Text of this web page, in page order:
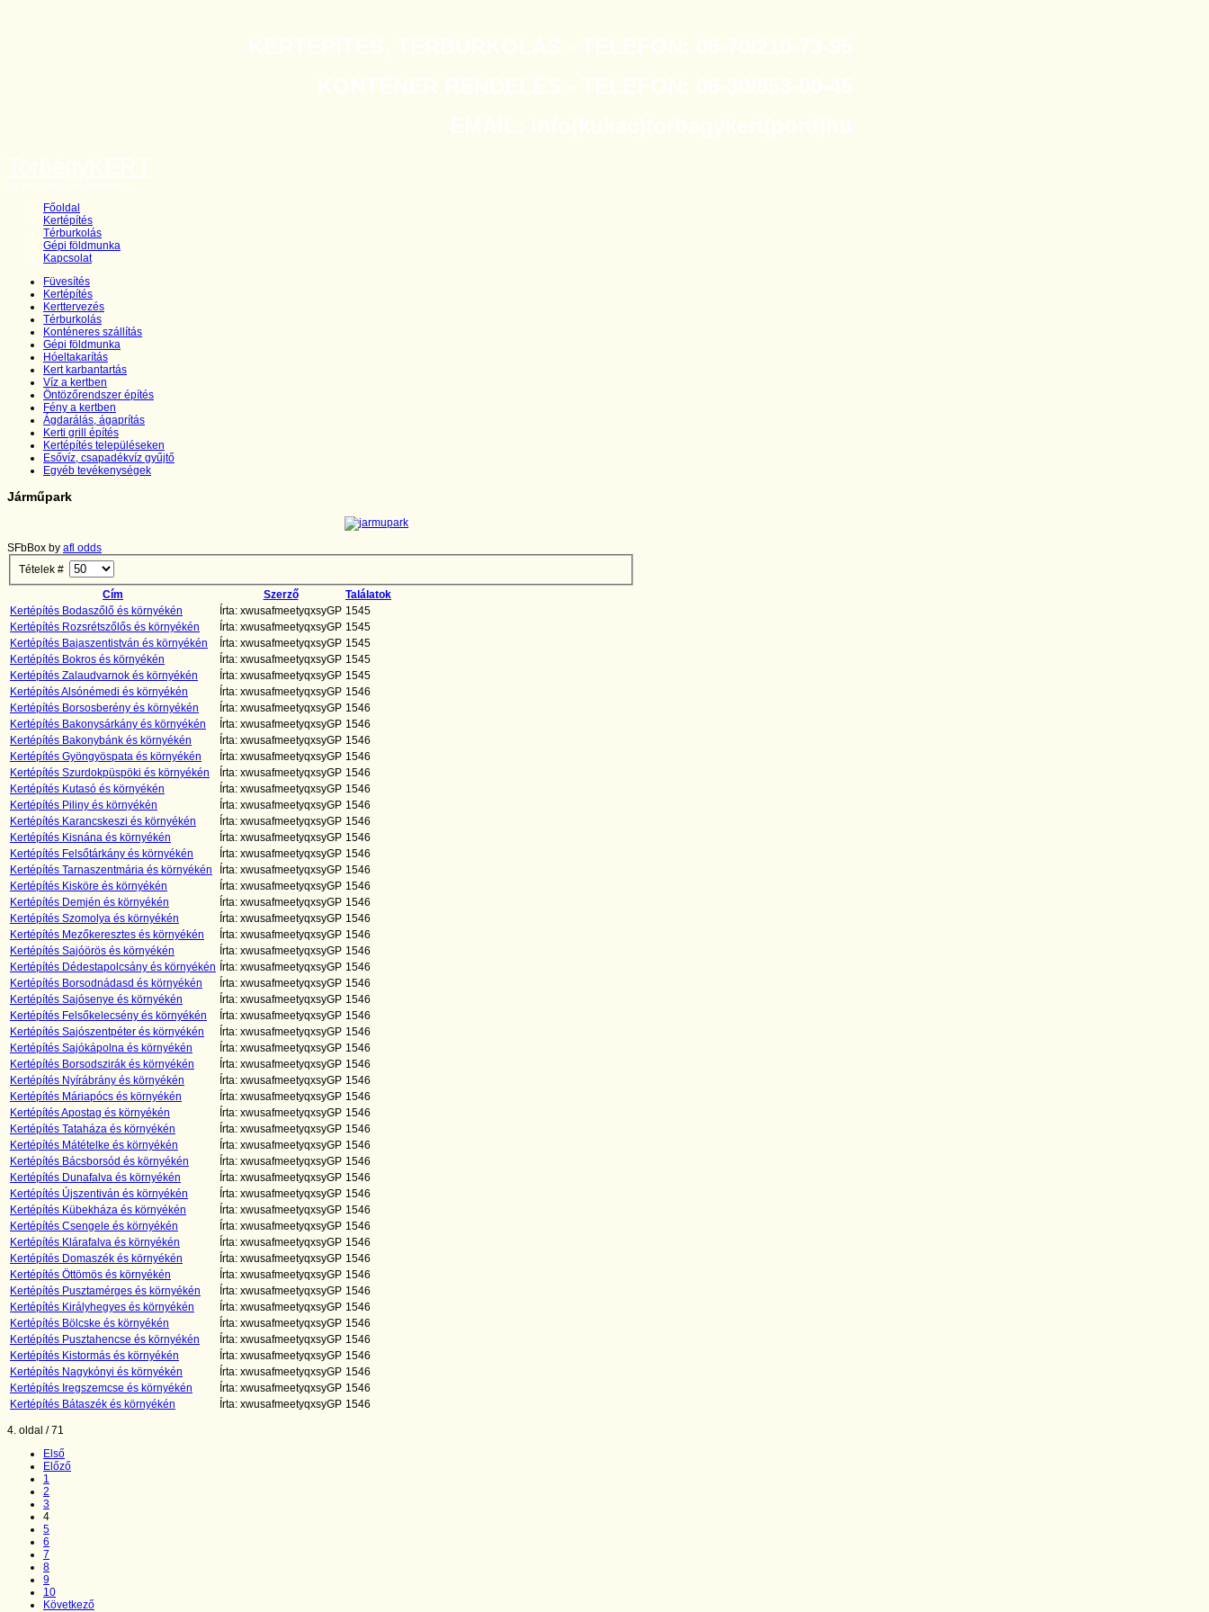
Főoldal
Kertépítés
Térburkolás
Gépi földmunka
Kapcsolat
Füvesítés
Kertépítés
Kerttervezés
Térburkolás
Konténeres szállítás
Gépi földmunka
Hóeltakarítás
Kert karbantartás
Víz a kertben
Öntözőrendszer építés
Fény a kertben
Ágdarálás, ágaprítás
Kerti grill építés
Kertépítés településeken
Esővíz, csapadékvíz gyűjtő
Egyéb tevékenységek
Járműpark
SFbBox by afl odds
Tételek #
Cím Szerző
Találatok
Kertépítés Bodaszőlő és környékén
Írta: xwusafmeetyqxsyGP 1545
Kertépítés Rozsrétszőlős és környékén
Írta: xwusafmeetyqxsyGP 1545
Kertépítés Bajaszentistván és környékén
Írta: xwusafmeetyqxsyGP 1545
Kertépítés Bokros és környékén
Írta: xwusafmeetyqxsyGP 1545
Kertépítés Zalaudvarnok és környékén
Írta: xwusafmeetyqxsyGP 1545
Kertépítés Alsónémedi és környékén
Írta: xwusafmeetyqxsyGP 1546
Kertépítés Borsosberény és környékén
Írta: xwusafmeetyqxsyGP 1546
Kertépítés Bakonysárkány és környékén
Írta: xwusafmeetyqxsyGP 1546
Kertépítés Bakonybánk és környékén
Írta: xwusafmeetyqxsyGP 1546
Kertépítés Gyöngyöspata és környékén
Írta: xwusafmeetyqxsyGP 1546
Kertépítés Szurdokpüspöki és környékén
Írta: xwusafmeetyqxsyGP 1546
Kertépítés Kutasó és környékén
Írta: xwusafmeetyqxsyGP 1546
Kertépítés Piliny és környékén
Írta: xwusafmeetyqxsyGP 1546
Kertépítés Karancskeszi és környékén
Írta: xwusafmeetyqxsyGP 1546
Kertépítés Kisnána és környékén
Írta: xwusafmeetyqxsyGP 1546
Kertépítés Felsőtárkány és környékén
Írta: xwusafmeetyqxsyGP 1546
Kertépítés Tarnaszentmária és környékén
Írta: xwusafmeetyqxsyGP 1546
Kertépítés Kisköre és környékén
Írta: xwusafmeetyqxsyGP 1546
Kertépítés Demjén és környékén
Írta: xwusafmeetyqxsyGP 1546
Kertépítés Szomolya és környékén
Írta: xwusafmeetyqxsyGP 1546
Kertépítés Mezőkeresztes és környékén
Írta: xwusafmeetyqxsyGP 1546
Kertépítés Sajóörös és környékén
Írta: xwusafmeetyqxsyGP 1546
Kertépítés Dédestapolcsány és környékén Írta: xwusafmeetyqxsyGP 1546
Kertépítés Borsodnádasd és környékén
Írta: xwusafmeetyqxsyGP 1546
Kertépítés Sajósenye és környékén
Írta: xwusafmeetyqxsyGP 1546
Kertépítés Felsőkelecsény és környékén
Írta: xwusafmeetyqxsyGP 1546
Kertépítés Sajószentpéter és környékén
Írta: xwusafmeetyqxsyGP 1546
Kertépítés Sajókápolna és környékén
Írta: xwusafmeetyqxsyGP 1546
Kertépítés Borsodszirák és környékén
Írta: xwusafmeetyqxsyGP 1546
Kertépítés Nyírábrány és környékén
Írta: xwusafmeetyqxsyGP 1546
Kertépítés Máriapócs és környékén
Írta: xwusafmeetyqxsyGP 1546
Kertépítés Apostag és környékén
Írta: xwusafmeetyqxsyGP 1546
Kertépítés Tataháza és környékén
Írta: xwusafmeetyqxsyGP 1546
Kertépítés Mátételke és környékén
Írta: xwusafmeetyqxsyGP 1546
Kertépítés Bácsborsód és környékén
Írta: xwusafmeetyqxsyGP 1546
Kertépítés Dunafalva és környékén
Írta: xwusafmeetyqxsyGP 1546
Kertépítés Újszentiván és környékén
Írta: xwusafmeetyqxsyGP 1546
Kertépítés Kübekháza és környékén
Írta: xwusafmeetyqxsyGP 1546
Kertépítés Csengele és környékén
Írta: xwusafmeetyqxsyGP 1546
Kertépítés Klárafalva és környékén
Írta: xwusafmeetyqxsyGP 1546
Kertépítés Domaszék és környékén
Írta: xwusafmeetyqxsyGP 1546
Kertépítés Öttömös és környékén
Írta: xwusafmeetyqxsyGP 1546
Kertépítés Pusztamérges és környékén
Írta: xwusafmeetyqxsyGP 1546
Kertépítés Királyhegyes és környékén
Írta: xwusafmeetyqxsyGP 1546
Kertépítés Bölcske és környékén
Írta: xwusafmeetyqxsyGP 1546
Kertépítés Pusztahencse és környékén
Írta: xwusafmeetyqxsyGP 1546
Kertépítés Kistormás és környékén
Írta: xwusafmeetyqxsyGP 1546
Kertépítés Nagykónyi és környékén
Írta: xwusafmeetyqxsyGP 1546
Kertépítés Iregszemcse és környékén
Írta: xwusafmeetyqxsyGP 1546
Kertépítés Bátaszék és környékén
Írta: xwusafmeetyqxsyGP 1546
4. oldal / 71
Első
Előző
1
2
3
4
5
6
7
8
9
10
Következő